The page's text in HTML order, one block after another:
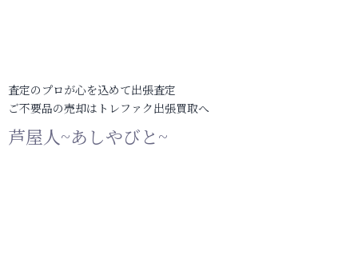
査定のプロが心を込めて出張査定
ご不要品の売却はトレファク出張買取へ
芦屋人~あしやびと~